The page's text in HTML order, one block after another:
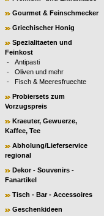
Gourmet & Feinschmecker
Griechischer Honig
Spezialitaeten und
Feinkost
- Antipasti
- Oliven und mehr
- Fisch & Meeresfruechte
Probiersets zum
Vorzugspreis
Kraeuter, Gewuerze,
Kaffee, Tee
Abholung/Lieferservice
regional
Dekor - Souvenirs -
Fanartikel
Tisch - Bar - Accessoires
Geschenkideen